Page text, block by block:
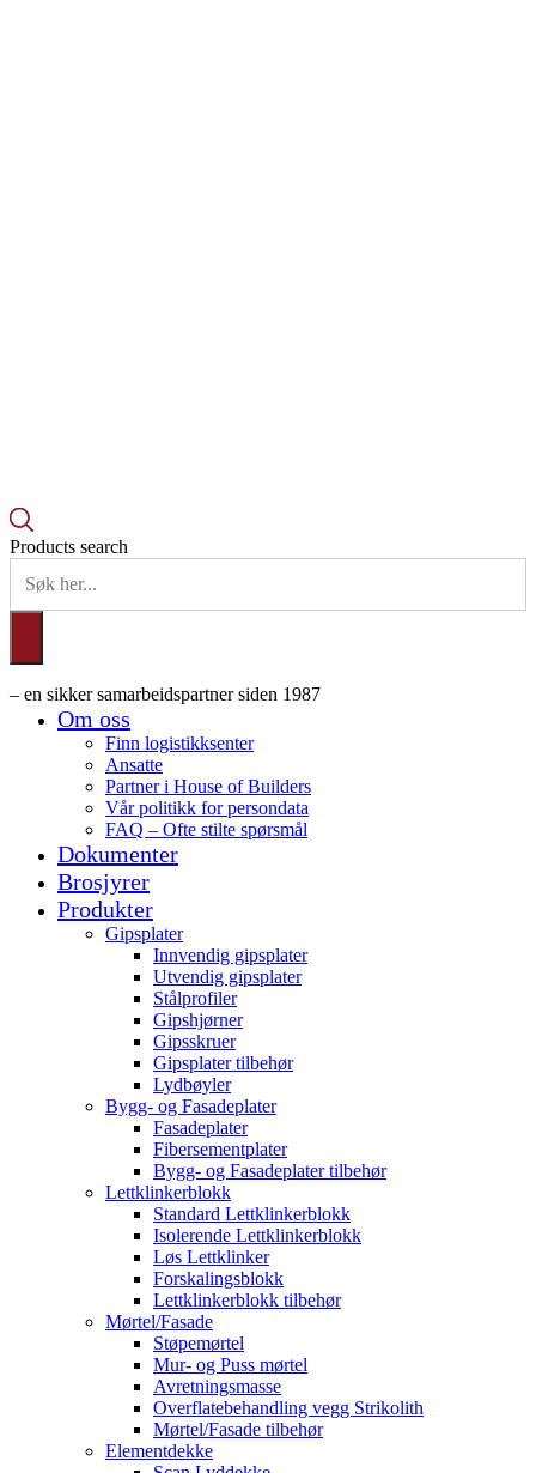
Products search
– en sikker samarbeidspartner siden 1987
Om oss
Finn logistikksenter
Ansatte
Partner i House of Builders
Vår politikk for persondata
FAQ – Ofte stilte spørsmål
Dokumenter
Brosjyrer
Produkter
Gipsplater
Innvendig gipsplater
Utvendig gipsplater
Stålprofiler
Gipshjørner
Gipsskruer
Gipsplater tilbehør
Lydbøyler
Bygg- og Fasadeplater
Fasadeplater
Fibersementplater
Bygg- og Fasadeplater tilbehør
Lettklinkerblokk
Standard Lettklinkerblokk
Isolerende Lettklinkerblokk
Løs Lettklinker
Forskalingsblokk
Lettklinkerblokk tilbehør
Mørtel/Fasade
Støpemørtel
Mur- og Puss mørtel
Avretningsmasse
Overflatebehandling vegg Strikolith
Mørtel/Fasade tilbehør
Elementdekke